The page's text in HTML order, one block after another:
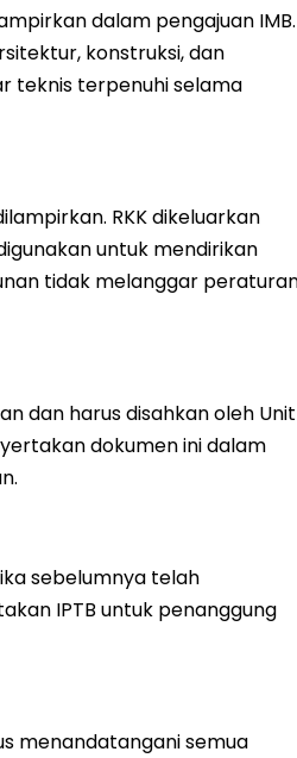
dalam pengajuan IMB.
konstruksi, dan
teknis terpenuhi selama
RKK dikeluarkan
untuk mendirikan
tidak melanggar
dan harus disahkan oleh Unit
dokumen ini dalam
sebelumnya telah
IPTB untuk penanggung
menandatangani semua